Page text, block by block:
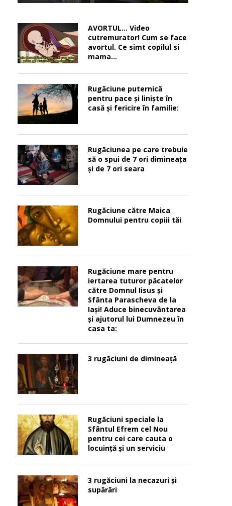
AVORTUL… Video
cutremurator! Cum se face
avortul. Ce simt copilul si
mama…
Rugăciune puternică
pentru pace şi linişte în
casă şi fericire în familie:
Rugăciunea pe care trebuie
să o spui de 7 ori dimineața
și de 7 ori seara
Rugăciune către Maica
Domnului pentru copiii tăi
Rugăciune mare pentru
iertarea tuturor păcatelor
către Domnul Iisus şi
Sfânta Parascheva de la
Iaşi! Aduce binecuvântarea
şi ajutorul lui Dumnezeu în
casa ta:
3 rugăciuni de dimineață
Rugăciuni speciale la
Sfântul Efrem cel Nou
pentru cei care cauta o
locuinţă şi un serviciu
3 rugăciuni la necazuri și
supărări